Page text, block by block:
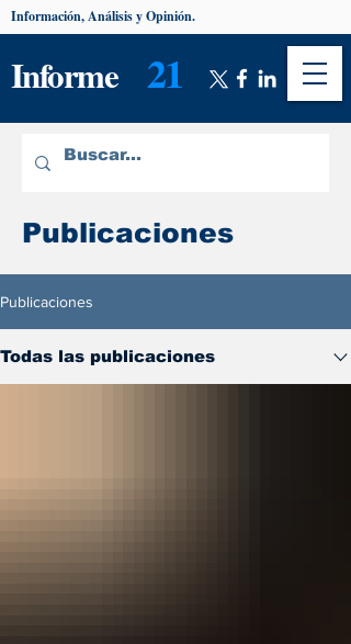
Informe 21
Información, Análisis y Opinión.
Publicaciones
Publicaciones
Todas las publicaciones